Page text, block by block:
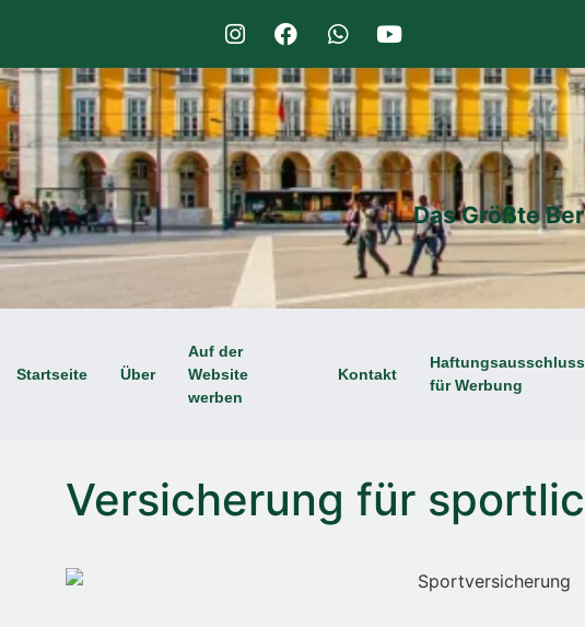
Das Größte
Startseite Über
Auf der
Website
werben
Kontakt
Haftungsausschluss
für Werbung
Versicherung für